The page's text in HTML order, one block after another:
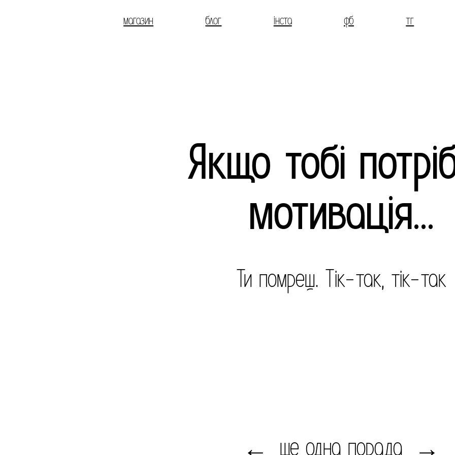
магазин блог інста фб тг
Якщо тобі
мотивація...
Ти помреш. Тік-так, тік-так
← ще одна порада →